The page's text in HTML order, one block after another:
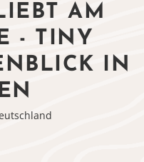
AM
- TINY
IN